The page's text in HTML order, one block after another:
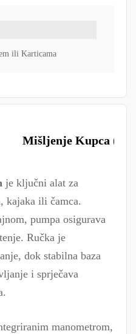
ili Karticama
Mišljenje Kupca (0)
je ključni alat za
kajaka ili čamca.
pumpa osigurava
Ručka je
dok stabilna baza
i sprječava
manometrom,